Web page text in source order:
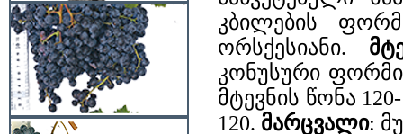
კბილების
ორსქესიანი.
კონუსური
მტევნის წონა
120. მარცვალი: